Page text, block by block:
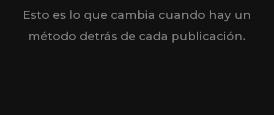
Esto es lo que cambia cuando hay un
método detrás de cada publicación.